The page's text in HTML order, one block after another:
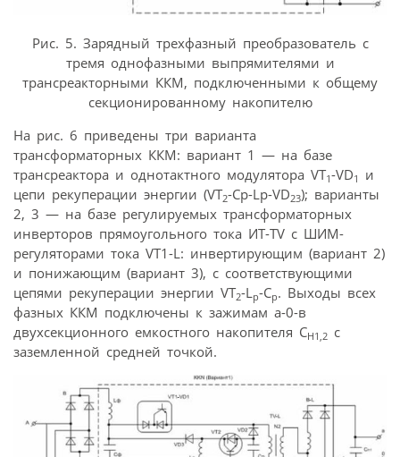
Рис. 5. Зарядный трехфазный преобразователь с
тремя однофазными выпрямителями и
трансреакторными ККМ, подключенными к общему
секционированному накопителю
На рис. 6 приведены три варианта
трансформаторных ККМ: вариант 1 — на базе
трансреактора и однотактного модулятора VT1-VD1
и
цепи рекуперации энергии (VT2-Cp-Lp-VD23); варианты
2, 3 — на базе регулируемых трансформаторных
инверторов прямоугольного тока ИТ-TV с ШИМ-
регуляторами тока VT1-L: инвертирующим (вариант 2)
и понижающим (вариант 3), с соответствующими
цепями рекуперации энергии VT2-Lp-Cp. Выходы всех
фазных ККМ подключены к зажимам а-0-в
двухсекционного емкостного накопителя СН1,2 с
заземленной средней точкой.